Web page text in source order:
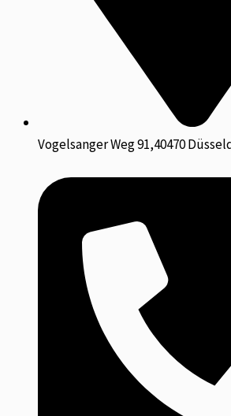
Vogelsanger Weg 91,40470